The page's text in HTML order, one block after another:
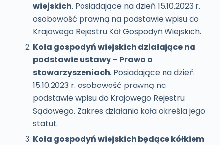
wiejskich. Posiadające na dzień 15.10.2023 r.
osobowość prawną na podstawie wpisu do
Krajowego Rejestru Kół Gospodyń Wiejskich.
Koła gospodyń wiejskich działające na
podstawie ustawy – Prawo o
stowarzyszeniach. Posiadające na dzień
15.10.2023 r. osobowość prawną na
podstawie wpisu do Krajowego Rejestru
Sądowego. Zakres działania koła określa jego
statut.
Koła gospodyń wiejskich będące kółkiem